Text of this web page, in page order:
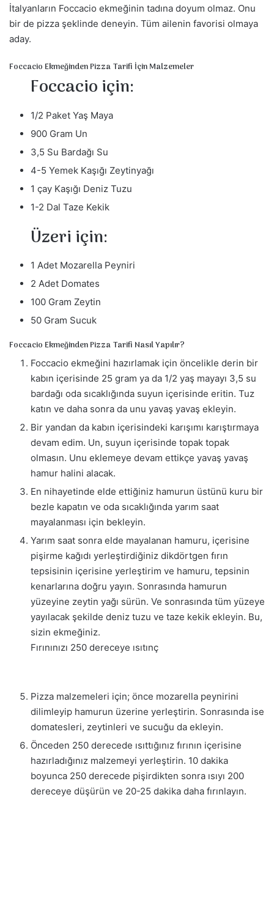
d
e
e
İtalyanların Foccacio ekmeğinin tadına doyum olmaz. Onu
bir de pizza şeklinde deneyin. Tüm ailenin favorisi olmaya
aday.
Foccacio Ekmeğinden Pizza Tarifi İçin Malzemeler
Foccacio için:
1/2 Paket Yaş Maya
900 Gram Un
3,5 Su Bardağı Su
4-5 Yemek Kaşığı Zeytinyağı
1 çay Kaşığı Deniz Tuzu
1-2 Dal Taze Kekik
Üzeri için:
1 Adet Mozarella Peyniri
2 Adet Domates
100 Gram Zeytin
50 Gram Sucuk
Foccacio Ekmeğinden Pizza Tarifi Nasıl Yapılır?
Foccacio ekmeğini hazırlamak için öncelikle derin bir
kabın içerisinde 25 gram ya da 1/2 yaş mayayı 3,5 su
bardağı oda sıcaklığında suyun içerisinde eritin. Tuz
katın ve daha sonra da unu yavaş yavaş ekleyin.
Bir yandan da kabın içerisindeki karışımı karıştırmaya
devam edim. Un, suyun içerisinde topak topak
olmasın. Unu eklemeye devam ettikçe yavaş yavaş
hamur halini alacak.
En nihayetinde elde ettiğiniz hamurun üstünü kuru bir
bezle kapatın ve oda sıcaklığında yarım saat
mayalanması için bekleyin.
Yarım saat sonra elde mayalanan hamuru, içerisine
pişirme kağıdı yerleştirdiğiniz dikdörtgen fırın
tepsisinin içerisine yerleştirim ve hamuru, tepsinin
kenarlarına doğru yayın. Sonrasında hamurun
yüzeyine zeytin yağı sürün. Ve sonrasında tüm yüzeye
yayılacak şekilde deniz tuzu ve taze kekik ekleyin. Bu,
sizin ekmeğiniz.
Fırınınızı 250 dereceye ısıtınç
Pizza malzemeleri için; önce mozarella peynirini
dilimleyip hamurun üzerine yerleştirin. Sonrasında ise
domatesleri, zeytinleri ve sucuğu da ekleyin.
Önceden 250 derecede ısıttığınız fırının içerisine
hazırladığınız malzemeyi yerleştirin. 10 dakika
boyunca 250 derecede pişirdikten sonra ısıyı 200
dereceye düşürün ve 20-25 dakika daha fırınlayın.